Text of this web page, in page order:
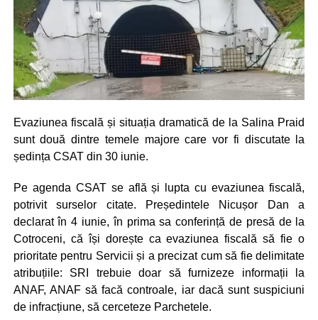
Evaziunea fiscală și situația dramatică de la Salina Praid
sunt două dintre temele majore care vor fi discutate la
ședința CSAT din 30 iunie.
Pe agenda CSAT se află și lupta cu evaziunea fiscală,
potrivit surselor citate. Președintele Nicușor Dan a
declarat în 4 iunie, în prima sa conferință de presă de la
Cotroceni, că își dorește ca evaziunea fiscală să fie o
prioritate pentru Servicii și a precizat cum să fie delimitate
atribuțiile: SRI trebuie doar să furnizeze informații la
ANAF, ANAF să facă controale, iar dacă sunt suspiciuni
de infracțiune, să cerceteze Parchetele.